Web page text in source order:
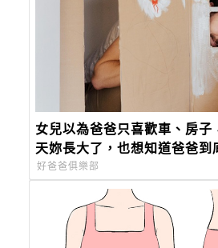
女兒以為爸爸只喜歡車、房子
天妳長大了，也想知道爸爸到
的答案會是：「妳。」
好爸爸俱樂部